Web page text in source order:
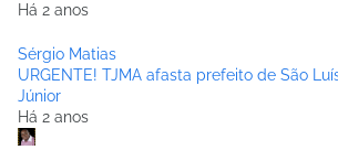
Há 2 anos
Sérgio Matias
URGENTE! TJMA afasta prefeito de São
Júnior
Há 2 anos